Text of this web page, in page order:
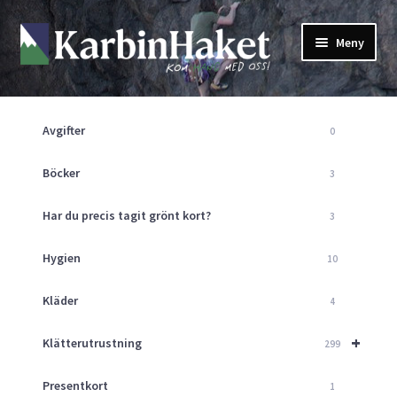
Hoppa
till
navigering
Hoppa
till
innehåll
Meny
Shop
Returpolicy
Mitt Konto
Kurser
Klätterväggen
Aktuellt
Avgifter 0
Böcker 3
Har du precis tagit grönt kort? 3
Hygien 10
Kläder 4
+
Klätterutrustning 299
Presentkort 1